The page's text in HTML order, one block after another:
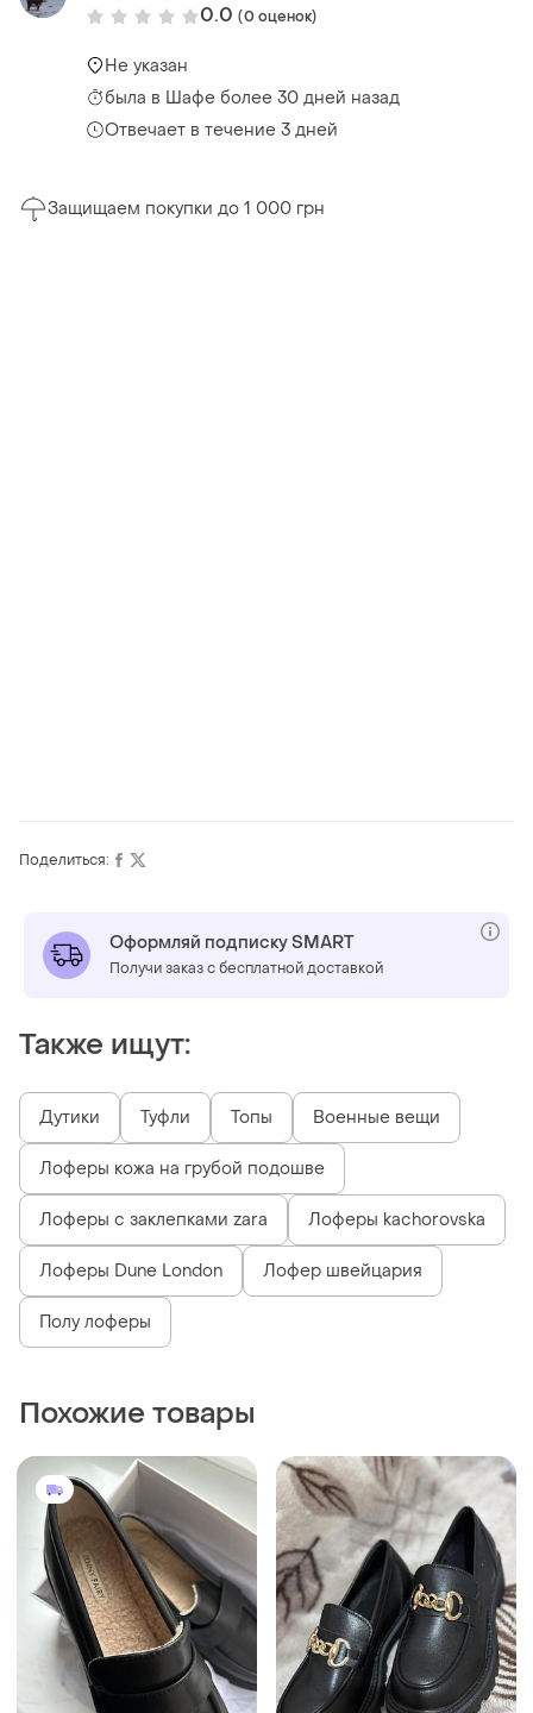
0.0 (0 оценок)
Не указан
была в Шафе более 30 дней назад
Отвечает в течение 3 дней
Защищаем покупки до 1 000 грн
Поделиться:
Оформляй подписку SMART
Получи заказ с бесплатной доставкой
Также ищут:
Дутики Туфли Топы Военные вещи
Лоферы кожа на грубой подошве
Лоферы с заклепками zara Лоферы kachorovska
Лоферы Dune London Лофер швейцария
Полу лоферы
Похожие товары